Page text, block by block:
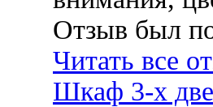
Отзыв был
Читать все
Шкаф 3-х